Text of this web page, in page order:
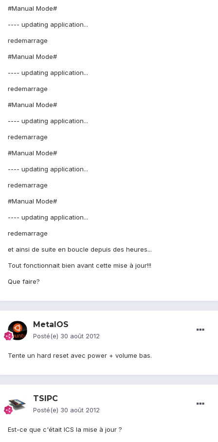
#Manual Mode#
---- updating application...
redemarrage
#Manual Mode#
---- updating application...
redemarrage
#Manual Mode#
---- updating application...
redemarrage
#Manual Mode#
---- updating application...
redemarrage
#Manual Mode#
---- updating application...
redemarrage
et ainsi de suite en boucle depuis des heures...
Tout fonctionnait bien avant cette mise à jour!!!
Que faire?
MetalOS
Posté(e) 30 août 2012
Tente un hard reset avec power + volume bas.
TSIPC
Posté(e) 30 août 2012
Est-ce que c'était ICS la mise à jour ?